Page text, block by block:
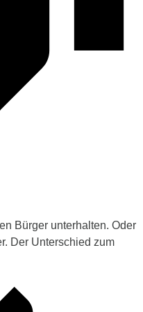
Bürger unterhalten. Oder
Der Unterschied zum